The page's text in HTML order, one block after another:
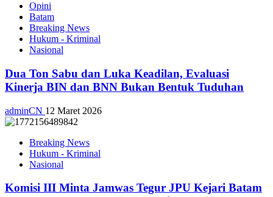
Opini
Batam
Breaking News
Hukum - Kriminal
Nasional
Dua Ton Sabu dan Luka Keadilan, Evaluasi
Kinerja BIN dan BNN Bukan Bentuk Tuduhan
adminCN 12 Maret 2026
Breaking News
Hukum - Kriminal
Nasional
Komisi III Minta Jamwas Tegur JPU Kejari Batam